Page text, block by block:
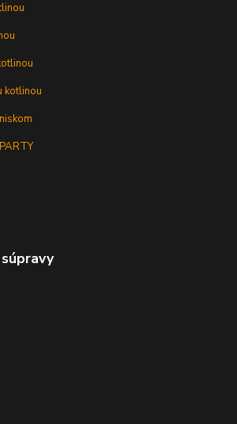
kotlinou